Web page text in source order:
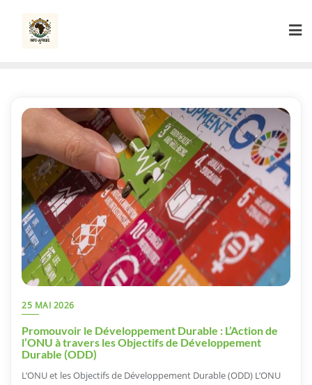
content
25 MAI 2026
Promouvoir le Développement Durable : L’Action de
l’ONU à travers les Objectifs de Développement
Durable (ODD)
L’ONU et les Objectifs de Développement Durable (ODD) L’ONU